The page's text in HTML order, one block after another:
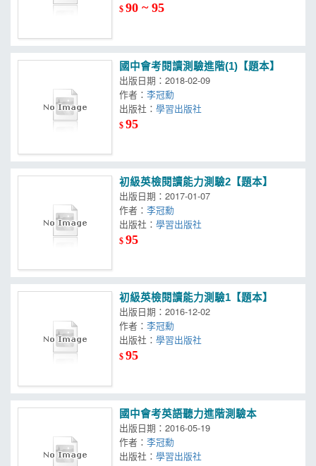
$90 ~ 95
國中會考閱讀測驗進階(1)【題本】
出版日期：2018-02-09
作者：李冠勳
出版社：
$95
初級英檢閱讀能力測驗2【題本】
出版日期：2017-01-07
作者：李冠勳
出版社：
$95
初級英檢閱讀能力測驗1【題本】
出版日期：2016-12-02
作者：李冠勳
出版社：
$95
國中會考英語聽力進階測驗本
出版日期：2016-05-19
作者：李冠勳
出版社：